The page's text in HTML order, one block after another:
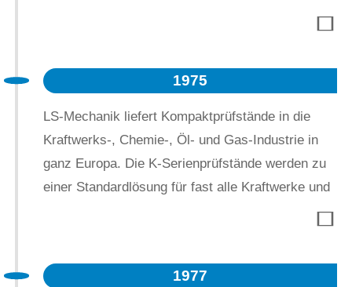
Sicherheitsventile, auf der Basis des
einzigartigen VSG-Designs entwickelt.
1975
LS-Mechanik liefert Kompaktprüfstände in die
Kraftwerks-, Chemie-, Öl- und Gas-Industrie in
ganz Europa. Die K-Serienprüfstände werden zu
einer Standardlösung für fast alle Kraftwerke und
1977